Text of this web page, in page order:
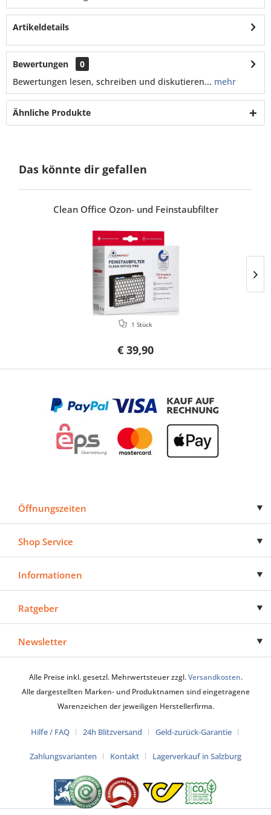
Artikeldetails
Bewertungen
0
Bewertungen lesen, schreiben und diskutieren... mehr
Ähnliche Produkte
Das könnte dir gefallen
Clean Office Ozon- und Feinstaubfilter
€ 39,90
1 Stück
Öffnungszeiten
Shop Service
Informationen
Ratgeber
Newsletter
Alle Preise inkl. gesetzl. Mehrwertsteuer zzgl.Versandkosten.
Alle dargestellten Marken- und Produktnamen sind eingetragene
Warenzeichen der jeweiligen Herstellerfirma.
Hilfe / FAQ 24h Blitzversand Geld-zurück-Garantie
Zahlungsvarianten Kontakt Lagerverkauf in Salzburg